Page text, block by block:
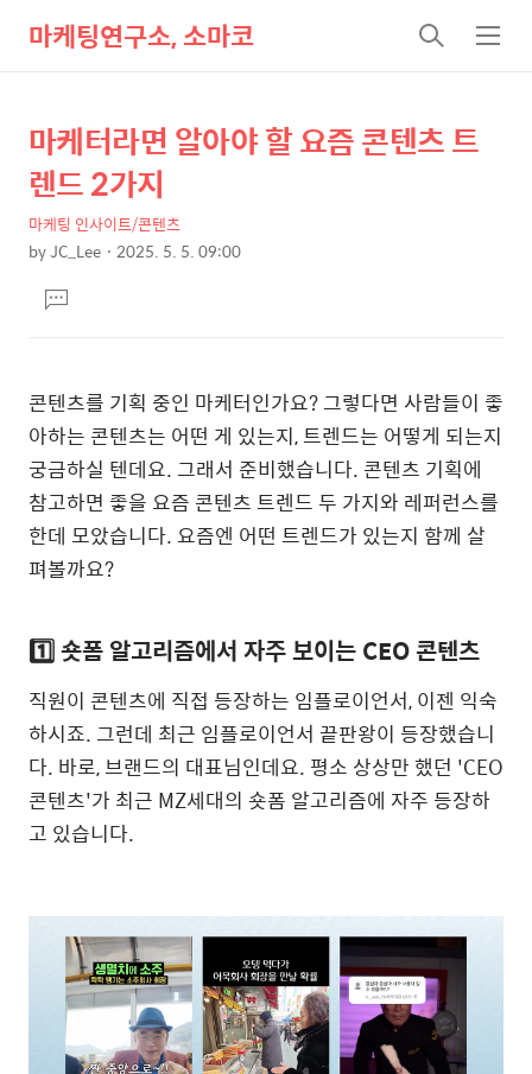
마케팅연구소, 소마코
검
색
메
뉴
상
세
컨
텐
본
문
제
목
마케터라면 알아야 할 요즘 콘텐츠 트
렌드 2가지
마케팅 인사이트/콘텐츠
byJC_Lee 2025. 5. 5. 09:00
문댓
글
콘텐츠를 기획 중인 마케터인가요? 그렇다면 사람들이 좋
아하는 콘텐츠는 어떤 게 있는지, 트렌드는 어떻게 되는지
궁금하실 텐데요. 그래서 준비했습니다. 콘텐츠 기획에
참고하면 좋을 요즘 콘텐츠 트렌드 두 가지와 레퍼런스를
한데 모았습니다. 요즘엔 어떤 트렌드가 있는지 함께 살
펴볼까요?
1️⃣ 숏폼 알고리즘에서 자주 보이는 CEO 콘텐츠
직원이 콘텐츠에 직접 등장하는 임플로이언서, 이젠 익숙
하시죠. 그런데 최근 임플로이언서 끝판왕이 등장했습니
다. 바로, 브랜드의 대표님인데요. 평소 상상만 했던 'CEO
콘텐츠'가 최근 MZ세대의 숏폼 알고리즘에 자주 등장하
고 있습니다.